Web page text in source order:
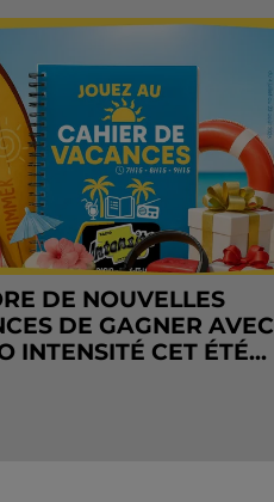
DE NOUVELLES
DE GAGNER AVEC
INTENSITÉ CET ÉTÉ...